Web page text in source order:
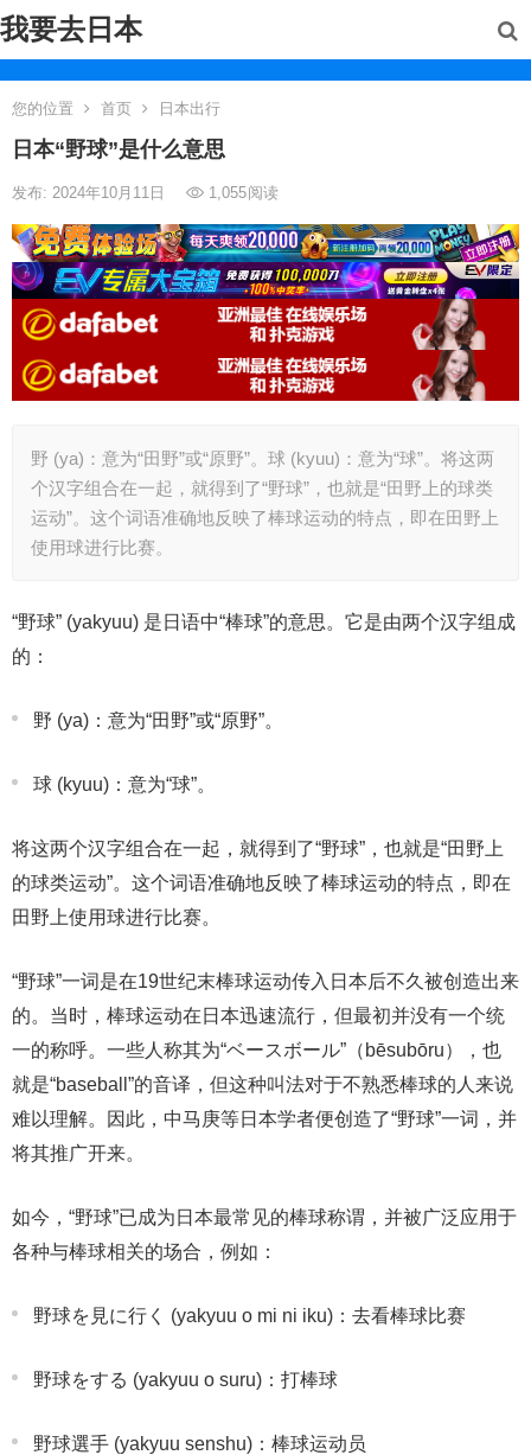
我要去日本
您的位置 首页 日本出行
日本“野球”是什么意思
发布: 2024年10月11日 1,055阅读
野 (ya)：意为“田野”或“原野”。球 (kyuu)：意为“球”。将这两
个汉字组合在一起，就得到了“野球”，也就是“田野上的球类
运动”。这个词语准确地反映了棒球运动的特点，即在田野上
使用球进行比赛。
“野球” (yakyuu) 是日语中“棒球”的意思。它是由两个汉字组成
的：
野 (ya)：意为“田野”或“原野”。
球 (kyuu)：意为“球”。
将这两个汉字组合在一起，就得到了“野球”，也就是“田野上
的球类运动”。这个词语准确地反映了棒球运动的特点，即在
田野上使用球进行比赛。
“野球”一词是在19世纪末棒球运动传入日本后不久被创造出来
的。当时，棒球运动在日本迅速流行，但最初并没有一个统
一的称呼。一些人称其为“ベースボール”（bēsubōru），也
就是“baseball”的音译，但这种叫法对于不熟悉棒球的人来说
难以理解。因此，中马庚等日本学者便创造了“野球”一词，并
将其推广开来。
如今，“野球”已成为日本最常见的棒球称谓，并被广泛应用于
各种与棒球相关的场合，例如：
野球を見に行く (yakyuu o mi ni iku)：去看棒球比赛
野球をする (yakyuu o suru)：打棒球
野球選手 (yakyuu senshu)：棒球运动员